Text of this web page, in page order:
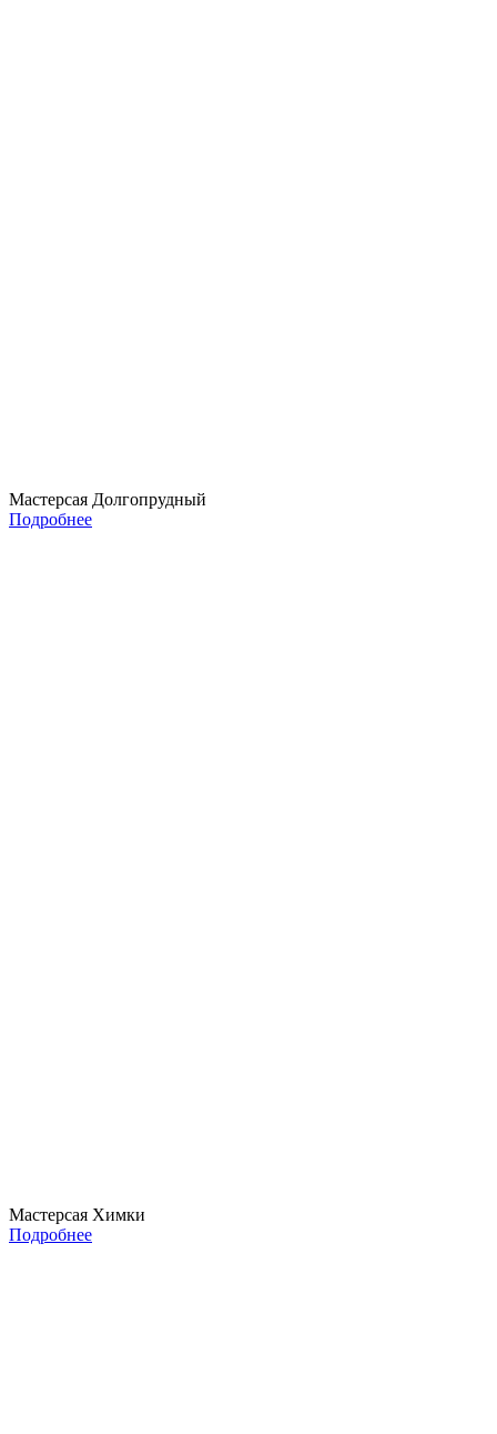
Мастерсая Долгопрудный
Подробнее
Мастерсая Химки
Подробнее